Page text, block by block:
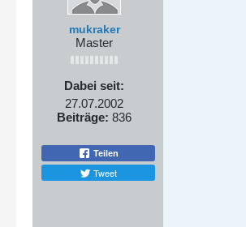
mukraker
Master
Dabei seit:
27.07.2002
Beiträge: 836
Teilen
Tweet